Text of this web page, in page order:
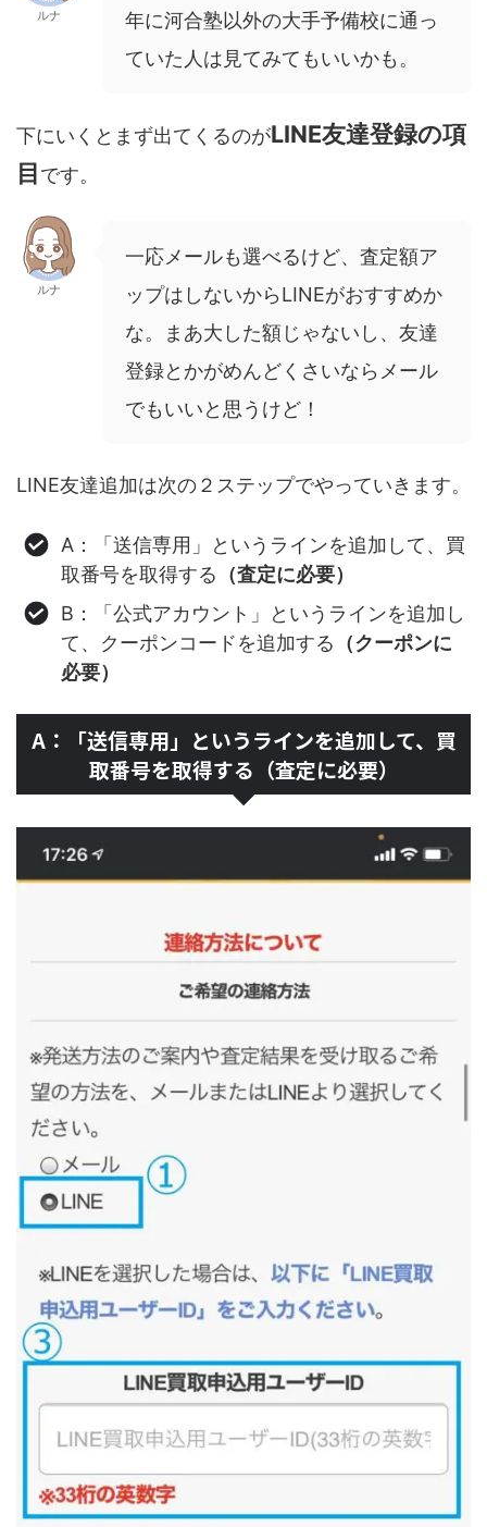
ルナ
年に河合塾以外の大手予備校に通っ
ていた人は見てみてもいいかも。
下にいくとまず出てくるのがLINE友達登録の項
目です。
ルナ
一応メールも選べるけど、査定額ア
ップはしないからLINEがおすすめか
な。まあ大した額じゃないし、友達
登録とかがめんどくさいならメール
でもいいと思うけど！
LINE友達追加は次の２ステップでやっていきます。
A：「送信専用」というラインを追加して、買
取番号を取得する （査定に必要）
B：「公式アカウント」というラインを追加し
て、クーポンコードを追加する （クーポンに
必要）
A：「送信専用」というラインを追加して、買
取番号を取得する（査定に必要）